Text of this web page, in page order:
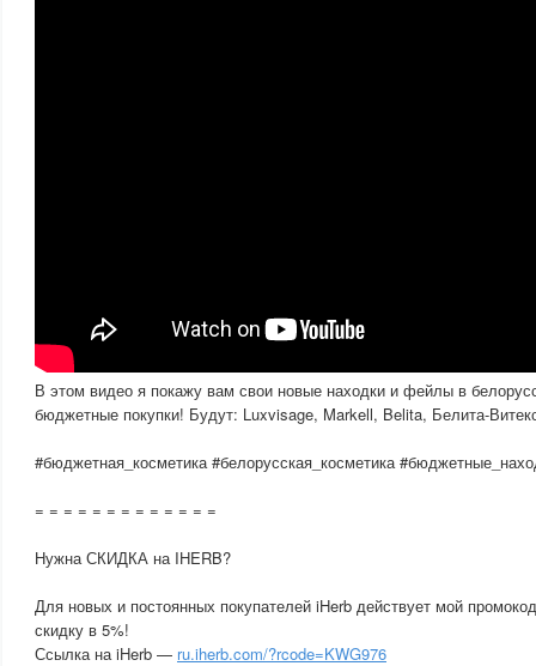
В этом видео я покажу вам свои новые находки и фейлы в
бюджетные покупки! Будут: Luxvisage, Markell, Belita, Белита-
#бюджетная_косметика #белорусская_косметика
= = = = = = = = = = = = =
Нужна СКИДКА на IHERB?
Для новых и постоянных покупателей iHerb действует мой
скидку в 5%!
Ссылка на iHerb — ru.iherb.com/?rcode=KWG976